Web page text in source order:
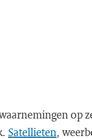
op
Satellieten,